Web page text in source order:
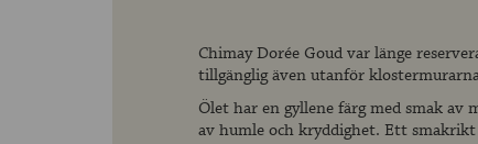
Chimay Dorée Goud var länge
tillgänglig även utanför
Ölet har en gyllene färg med smak av
av humle och kryddighet. Ett